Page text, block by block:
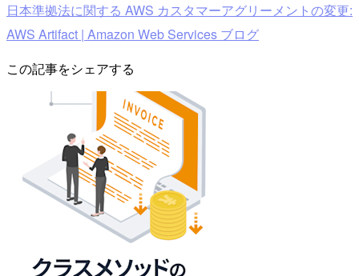
日本準拠法に関する AWS カスタマーアグリーメントの変更:
AWS Artifact | Amazon Web Services ブログ
この記事をシェアする